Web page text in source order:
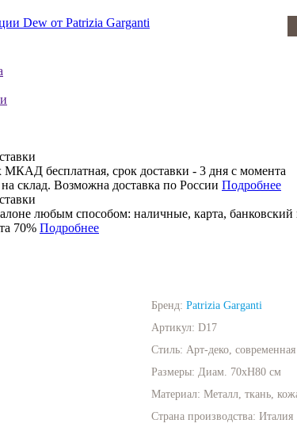
МКАД бесплатная, срок доставки - 3 дня с момента
склад. Возможна доставка по России Подробнее
любым способом: наличные, карта, банковский
70% Подробнее
Бренд: Patrizia Garganti
Артикул: D17
Стиль: Арт-деко, современная
Размеры: Диам. 70хН80 см
Материал: Металл, ткань,
Страна производства: Италия